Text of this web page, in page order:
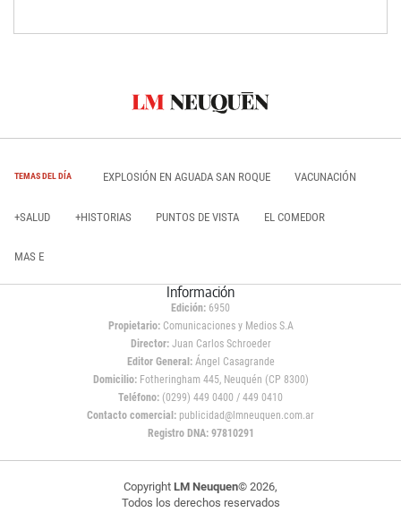
TEMAS DEL DÍA EXPLOSIÓN EN AGUADA SAN ROQUE VACUNACIÓN
+SALUD +HISTORIAS PUNTOS DE VISTA EL COMEDOR
MAS E
Información
Edición: 6950
Propietario:Comunicaciones y Medios S.A
Director: Juan Carlos Schroeder
Editor General:Ángel Casagrande
Domicilio:Fotheringham 445, Neuquén (CP 8300)
Teléfono: (0299) 449 0400 / 449 0410
Contacto comercial: publicidad@lmneuquen.com.ar
Registro DNA: 97810291
Copyright LM Neuquen© 2026,
Todos los derechos reservados